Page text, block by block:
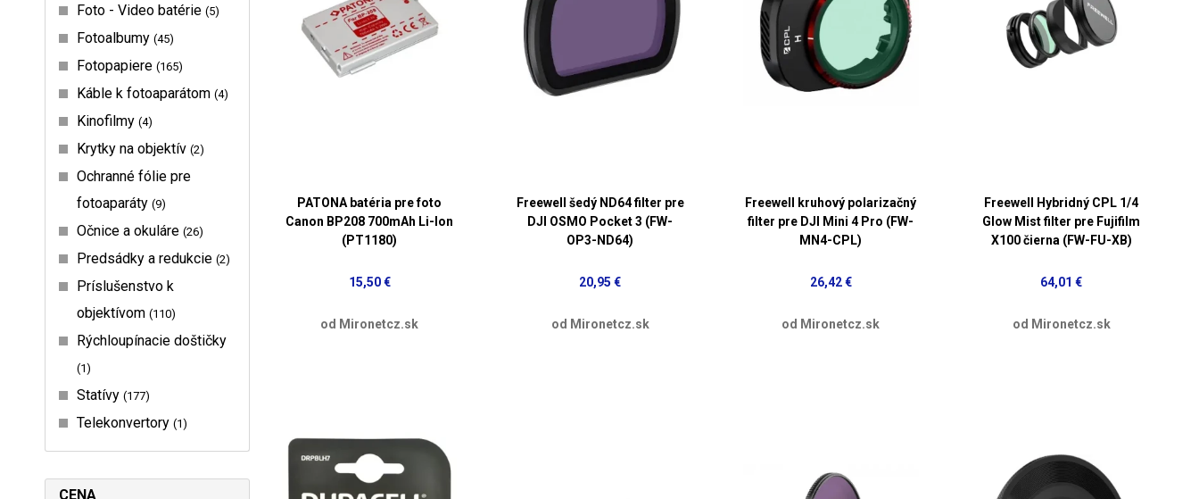
Foto - Video batérie 5
Fotoalbumy 45
Fotopapiere 165
Káble k fotoaparátom 4
Kinofilmy 4
Krytky na objektív 2
Ochranné fólie pre
fotoaparáty 9
Očnice a okuláre 26
Predsádky a redukcie 2
Príslušenstvo k
objektívom 110
Rýchloupínacie doštičky
1
Statívy 177
Telekonvertory 1
CENA
PATONA batéria pre foto
Canon BP208 700mAh Li-Ion
(PT1180)
15,50 €
od Mironetcz.sk
Freewell šedý ND64 filter pre
DJI OSMO Pocket 3 (FW-
OP3-ND64)
20,95 €
od Mironetcz.sk
Freewell kruhový polarizačný
filter pre DJI Mini 4 Pro (FW-
MN4-CPL)
26,42 €
od Mironetcz.sk
Freewell Hybridný CPL 1/4
Glow Mist filter pre Fujifilm
X100 čierna (FW-FU-XB)
64,01 €
od Mironetcz.sk